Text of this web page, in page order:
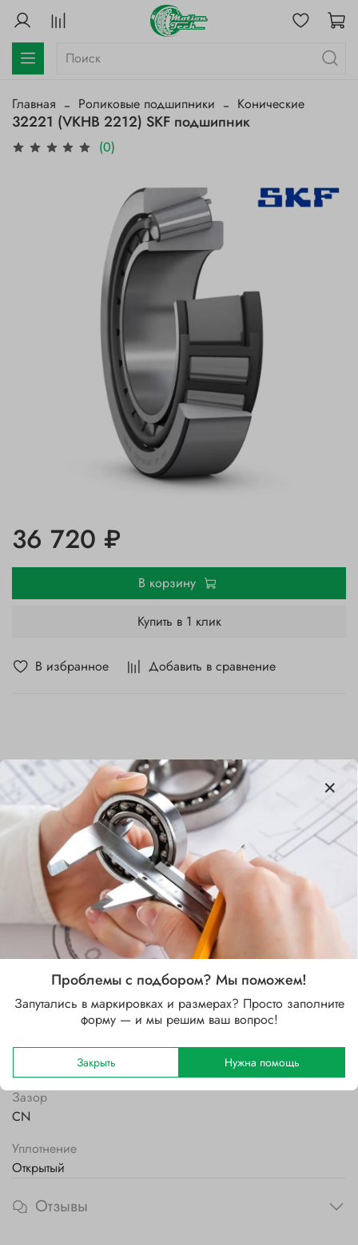
Главная Роликовые подшипники Конические
32221 (VKHB 2212) SKF подшипник
(0)
В избранное Добавить в сравнение
36 720 ₽
В корзину
Купить в 1 клик
Характеристики
Бренд
Внутренний диаметр d, мм
Наружный диаметр D, мм
190
Ширина B, мм
53
Сепаратор
Зазор
CN
Уплотнение
Открытый
Отзывы
Проблемы с подбором? Мы поможем!
Запутались в маркировках и размерах? Просто заполните
форму — и мы решим ваш вопрос!
Закрыть Нужна помощь